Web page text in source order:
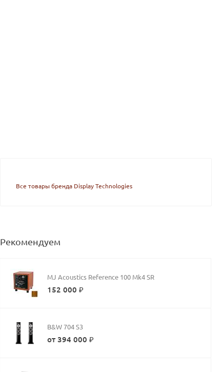
Все товары бренда Display Technologies
Рекомендуем
MJ Acoustics Reference 100 Mk4 SR
152 000 ₽
B&W 704 S3
от 394 000 ₽